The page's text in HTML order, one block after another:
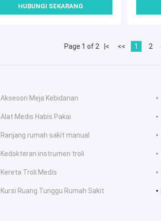
HUBUNGI SEKARANG
Page 1 of 2 |< << 1 2
Aksesori Meja Kebidanan
Alat Medis Habis Pakai
Ranjang rumah sakit manual
Kedokteran instrumen troli
Kereta Troli Medis
Kursi Ruang Tunggu Rumah Sakit